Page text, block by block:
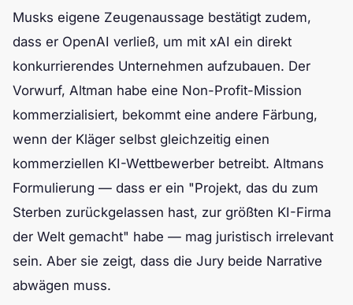
Musks eigene Zeugenaussage bestätigt zudem,
dass er OpenAI verließ, um mit xAI ein direkt
konkurrierendes Unternehmen aufzubauen. Der
Vorwurf, Altman habe eine Non-Profit-Mission
kommerzialisiert, bekommt eine andere Färbung,
wenn der Kläger selbst gleichzeitig einen
kommerziellen KI-Wettbewerber betreibt. Altmans
Formulierung — dass er ein "Projekt, das du zum
Sterben zurückgelassen hast, zur größten KI-Firma
der Welt gemacht" habe — mag juristisch irrelevant
sein. Aber sie zeigt, dass die Jury beide Narrative
abwägen muss.